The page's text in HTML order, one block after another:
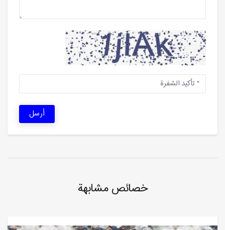
أرسل
خصائص مشابهة